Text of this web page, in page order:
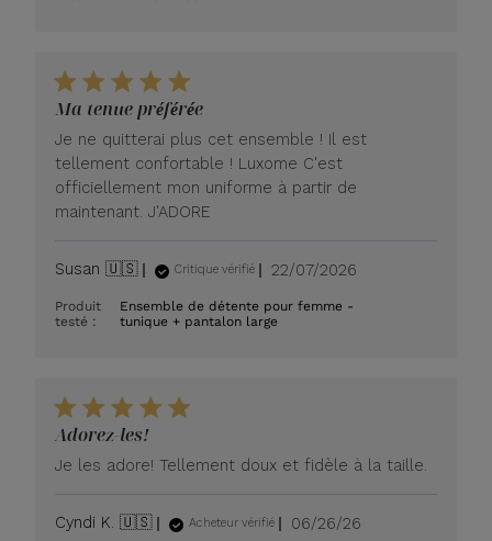
Ma tenue préférée
Je ne quitterai plus cet ensemble ! Il est
tellement confortable ! Luxome C'est
officiellement mon uniforme à partir de
maintenant. J'ADORE
Susan 🇺🇸 Critique vérifié
Date
publication
22/07/2026
Produit
testé :
Ensemble de détente pour femme -
tunique + pantalon large
Adorez-les!
Je les adore! Tellement doux et fidèle à la taille.
Cyndi K. 🇺🇸 Acheteur vérifié
Date
06/26/26